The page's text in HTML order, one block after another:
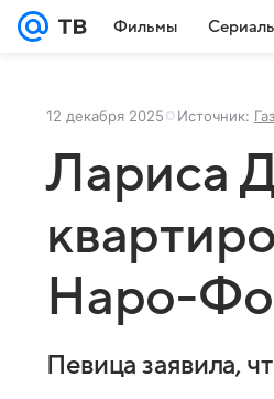
Фильмы
12 декабря 2025 Источник:
Лариса
Наро-
Певица заявила,